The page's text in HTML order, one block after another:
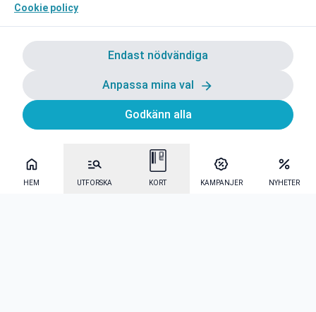
HEM UTFORSKA KORT KAMPANJER NYHETER
Cookie policy
Endast nödvändiga
Anpassa mina val
Godkänn alla